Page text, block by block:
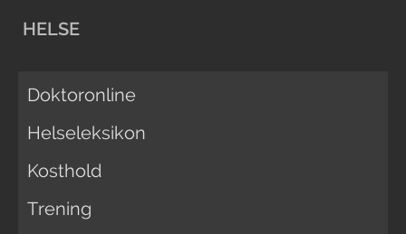
HELSE
Doktoronline
Helseleksikon
Kosthold
Trening